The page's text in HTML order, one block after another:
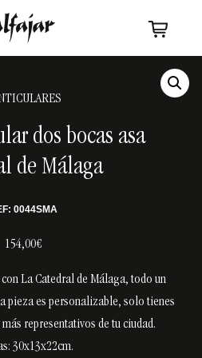
dos bocas asa
de Málaga
0044SMA
154,00€
La Catedral de Málaga, todo un
pieza es personalizable, solo tienes
representativos de tu ciudad.
30x13x22cm.